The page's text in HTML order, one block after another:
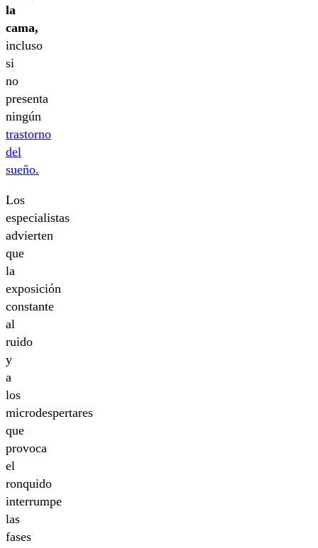
la
cama,
incluso
si
no
presenta
ningún
trastorno
del
sueño.
Los
especialistas
advierten
que
la
exposición
constante
al
ruido
y
a
los
microdespertares
que
provoca
el
ronquido
interrumpe
las
fases